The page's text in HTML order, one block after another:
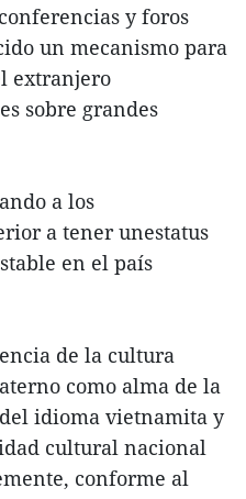
y foros
un mecanismo para
extranjero
sobre grandes
a los
a tener unestatus
en el país
de la cultura
como alma de la
idioma vietnamita y
cultural nacional
conforme al